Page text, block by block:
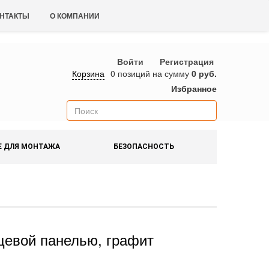
О КОМПАНИИ
Войти
Регистрация
Корзина 0 позиций на сумму 0 руб.
Избранное
ДЛЯ МОНТАЖА БЕЗОПАСНОСТЬ
панелью, графит